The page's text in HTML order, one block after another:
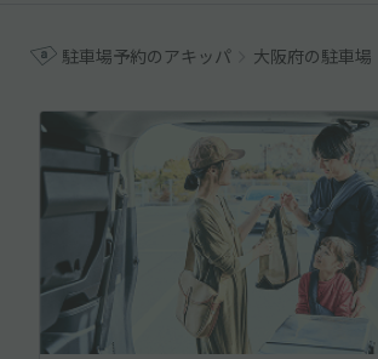
駐車場予約のアキッパ 大阪府の駐車場